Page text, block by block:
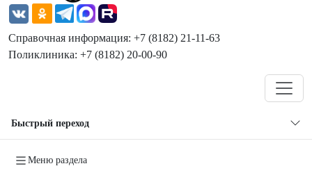
Справочная информация: +7 (8182) 21-11-63
Поликлиника: +7 (8182) 20-00-90
Быстрый переход
Меню раздела